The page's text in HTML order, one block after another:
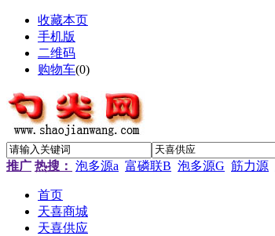
收藏本页
手机版
二维码
购物车(0)
推广 热搜： 泡多源a 富磷联B 泡多源G 筋力源
首页
天喜商城
天喜供应